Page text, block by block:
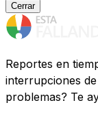
Cerrar
Reportes en
interrupciones
problemas? Te